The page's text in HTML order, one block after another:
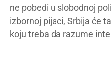
ne pobedi u slobodnoj
izbornoj pijaci, Srbija će
koju treba da razume